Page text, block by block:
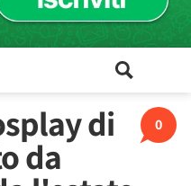
0
di
da